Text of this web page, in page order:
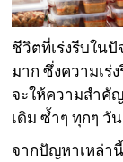
ชีวิตที่เร่งรีบใน
มาก ซึ่งความเร่
จะให้ความสำคั
เดิม ซ้ำๆ ทุกๆ วั
จากปัญหาเหล่านี้